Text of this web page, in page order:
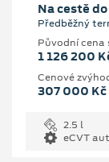
Na cestě do
Předběžný
Původní cena
1 126 200
Cenové
307 000 Kč
2.5 l
eCVT